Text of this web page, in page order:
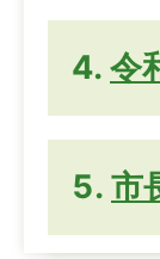
令
市